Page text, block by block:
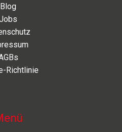
Blog
Richtlinie